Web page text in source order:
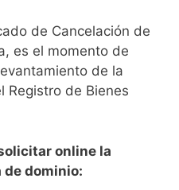
de Cancelación de
es el momento de
de la
Registro de Bienes
online la
de dominio: